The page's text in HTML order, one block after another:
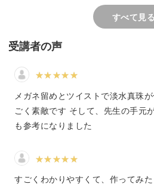
▼ワイヤーで作るエレガントイヤ
▼ワイヤーの羽イヤーカフ
▼淡水真珠と丸大ビーズの羽扇子
Qピン・Tピン・アクセサリー金
すべて見る
受講者の声
メガネ留めとツイストで淡水真珠
ごく素敵です そして、先生の手元
も参考になりました
すごくわかりやすくて、作ってみ